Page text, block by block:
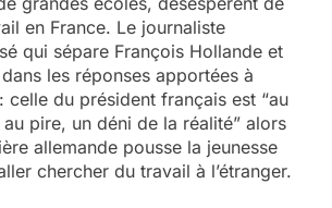
en France. Le journaliste
qui sépare François Hollande et
les réponses apportées à
celle du président français est “au
pire, un déni de la réalité” alors
allemande pousse la jeunesse
chercher du travail à l’étranger.